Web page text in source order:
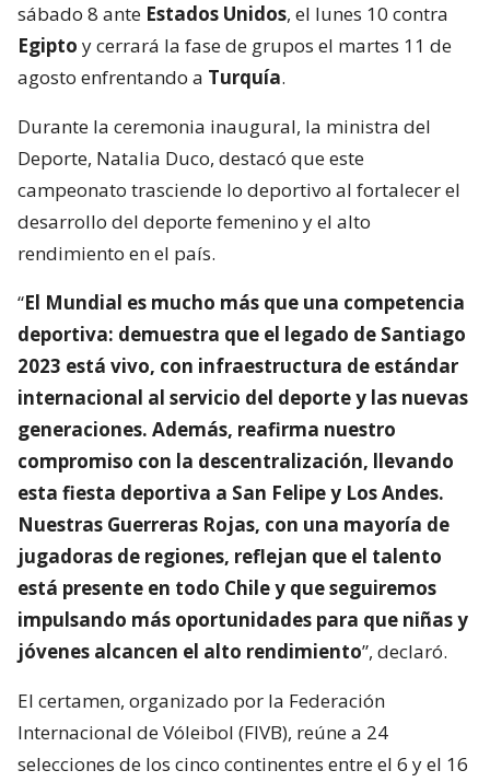
sábado 8 ante Estados Unidos, el lunes 10 contra
Egipto y cerrará la fase de grupos el martes 11 de
agosto enfrentando a Turquía.
Durante la ceremonia inaugural, la ministra del
Deporte, Natalia Duco, destacó que este
campeonato trasciende lo deportivo al fortalecer el
desarrollo del deporte femenino y el alto
rendimiento en el país.
“El Mundial es mucho más que una competencia
deportiva: demuestra que el legado de Santiago
2023 está vivo, con infraestructura de estándar
internacional al servicio del deporte y las nuevas
generaciones. Además, reafirma nuestro
compromiso con la descentralización, llevando
esta fiesta deportiva a San Felipe y Los Andes.
Nuestras Guerreras Rojas, con una mayoría de
jugadoras de regiones, reflejan que el talento
está presente en todo Chile y que seguiremos
impulsando más oportunidades para que niñas y
jóvenes alcancen el alto rendimiento”, declaró.
El certamen, organizado por la Federación
Internacional de Vóleibol (FIVB), reúne a 24
selecciones de los cinco continentes entre el 6 y el 16